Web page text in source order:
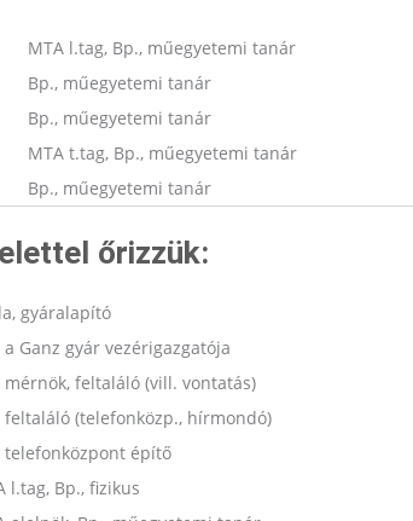
MTA l.tag, Bp., műegyetemi tanár
Bp., műegyetemi tanár
Bp., műegyetemi tanár
MTA t.tag, Bp., műegyetemi tanár
Bp., műegyetemi tanár
őrizzük:
gyáralapító
a Ganz gyár vezérigazgatója
mérnök, feltaláló (vill. vontatás)
feltaláló (telefonközp., hírmondó)
telefonközpont építő
l.tag, Bp., fizikus